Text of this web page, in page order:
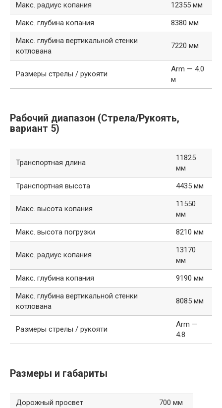
Макс. радиус копания
12355 мм
Макс. глубина копания
8380 мм
Макс. глубина вертикальной стенки
котлована
7220 мм
Размеры стрелы / рукояти
Arm — 4.0
м
Рабочий диапазон (Стрела/Рукоять,
вариант 5)
Транспортная длина
11825
мм
Транспортная высота
4435 мм
Макс. высота копания
11550
мм
Макс. высота погрузки
8210 мм
Макс. радиус копания
13170
мм
Макс. глубина копания
9190 мм
Макс. глубина вертикальной стенки
котлована
8085 мм
Размеры стрелы / рукояти
Arm —
4.8
Размеры и габариты
Дорожный просвет
700 мм